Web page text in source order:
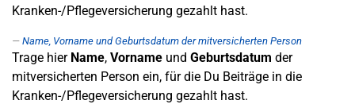
Kranken-/Pflegeversicherung gezahlt hast.
Name, Vorname und Geburtsdatum der mitversicherten Person
Trage hier Name, Vorname und Geburtsdatum der
mitversicherten Person ein, für die Du Beiträge in die
Kranken-/Pflegeversicherung gezahlt hast.